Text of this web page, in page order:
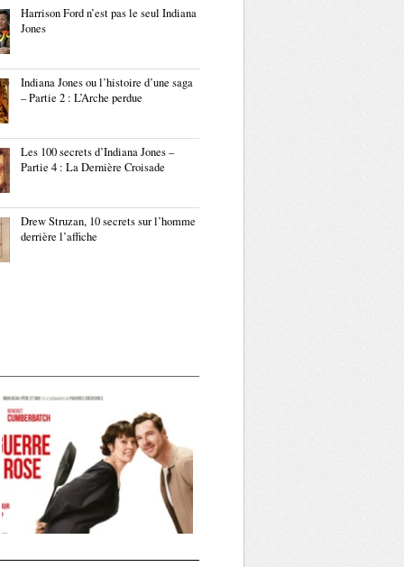
Harrison Ford n’est pas le seul Indiana
Jones
Indiana Jones ou l’histoire d’une saga
– Partie 2 : L’Arche perdue
Les 100 secrets d’Indiana Jones –
Partie 4 : La Dernière Croisade
Drew Struzan, 10 secrets sur l’homme
derrière l’affiche